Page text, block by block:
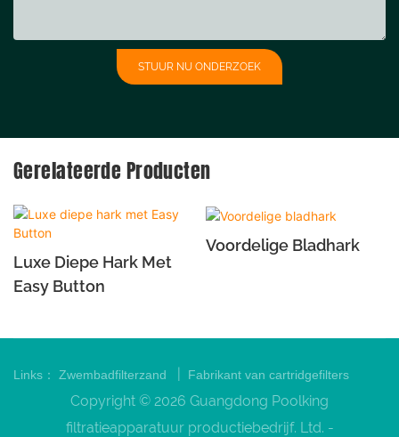
STUUR NU ONDERZOEK
Gerelateerde Producten
Luxe Diepe Hark Met
Easy Button
Voordelige Bladhark
Links： Zwembadfilterzand Fabrikant van cartridgefilters
Copyright © 2026 Guangdong Poolking
filtratieapparatuur productiebedrijf. Ltd. -